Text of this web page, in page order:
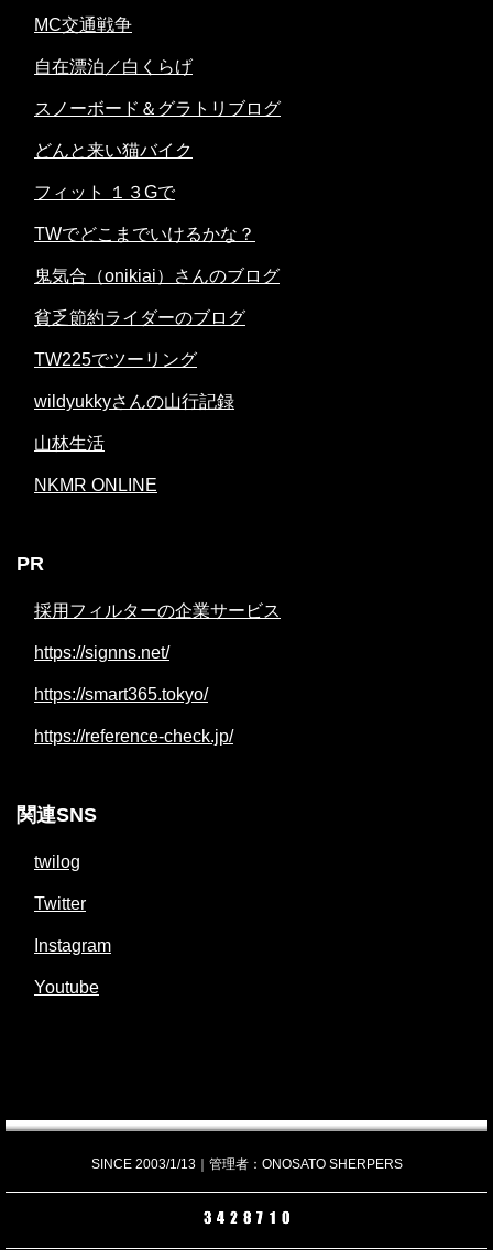
MC交通戦争
自在漂泊／白くらげ
スノーボード＆グラトリブログ
どんと来い猫バイク
フィット １３Gで
TWでどこまでいけるかな？
鬼気合（onikiai）さんのブログ
貧乏節約ライダーのブログ
TW225でツーリング
wildyukkyさんの山行記録
山林生活
NKMR ONLINE
PR
採用フィルターの企業サービス
https://signns.net/
https://smart365.tokyo/
https://reference-check.jp/
関連SNS
twilog
Twitter
Instagram
Youtube
SINCE 2003/1/13｜管理者：ONOSATO SHERPERS